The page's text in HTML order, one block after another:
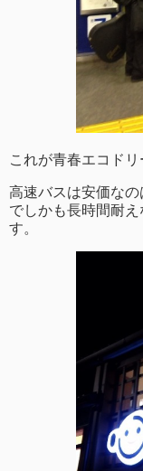
これが青春エコドリ
高速バスは安価な
でしかも長時間耐
す。